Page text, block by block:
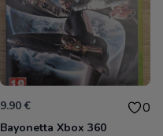
9.90 € 0
Bayonetta Xbox 360